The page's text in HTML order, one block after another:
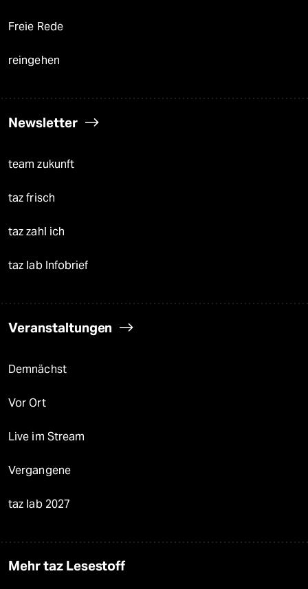
Freie Rede
reingehen
Newsletter
team zukunft
taz frisch
taz zahl ich
taz lab Infobrief
Veranstaltungen
Demnächst
Vor Ort
Live im Stream
Vergangene
taz lab 2027
Mehr taz Lesestoff